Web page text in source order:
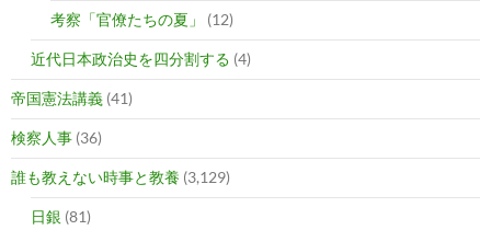
考察「官僚たちの夏」 (12)
近代日本政治史を四分割する (4)
帝国憲法講義 (41)
検察人事 (36)
誰も教えない時事と教養 (3,129)
日銀 (81)